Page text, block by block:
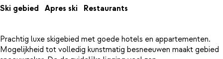
Ski gebied Apres ski Restaurants
Prachtig luxe skigebied met goede hotels en appartementen.
Mogelijkheid tot volledig kunstmatig besneeuwen maakt gebied